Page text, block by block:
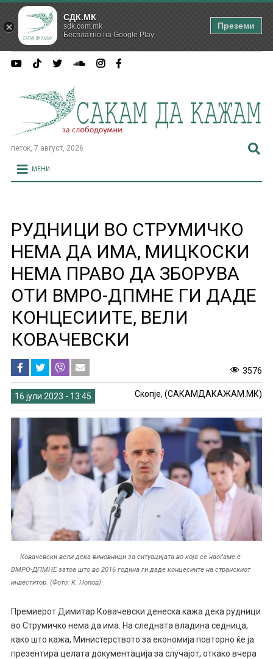
петок, 7 август, 2026
МЕНИ
РУДНИЦИ ВО СТРУМИЧКО
НЕМА ДА ИМА, МИЦКОСКИ
НЕМА ПРАВО ДА ЗБОРУВА
ОТИ ВМРО-ДПМНЕ ГИ ДАДЕ
КОНЦЕСИИТЕ, ВЕЛИ
КОВАЧЕВСКИ
3576
16 јули 2023 - 13:45 Скопје, (САКАМДАКАЖАМ.МК)
Ковачевски вели дека виновници за ситуацијата во која се наоѓаме е
ВМРО-ДПМНЕ затоа што во 2016 година ги даде концесиите на странскиот
инвеститор. (Фото: К. Попов)
Премиерот Димитар Ковачевски денеска кажа дека рудници
во Струмичко нема да има. На следната владина седница,
како што кажа, Министерството за економија повторно ќе ја
презентира целата документација за случајот, откако вчера
СДК.МК
sdk.com.mk
Бесплатно на Google Play
Преземи